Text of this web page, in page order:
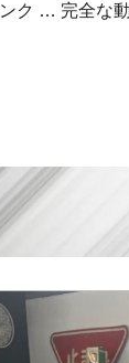
ク … 完全な